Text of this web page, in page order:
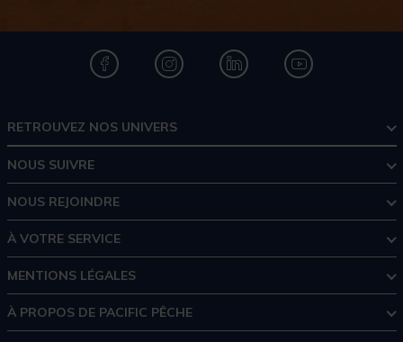
RETROUVEZ NOS UNIVERS
NOUS SUIVRE
NOUS REJOINDRE
À VOTRE SERVICE
MENTIONS LÉGALES
À PROPOS DE PACIFIC PÊCHE